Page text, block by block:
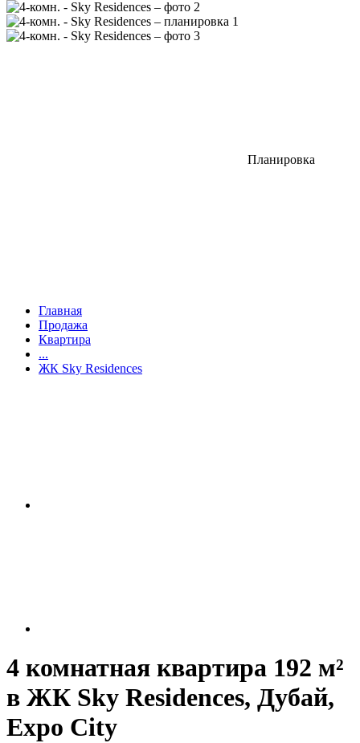
Планировка
Главная
Продажа
Квартира
...
ЖК Sky Residences
4 комнатная квартира 192 м²
в ЖК Sky Residences, Дубай,
Expo City